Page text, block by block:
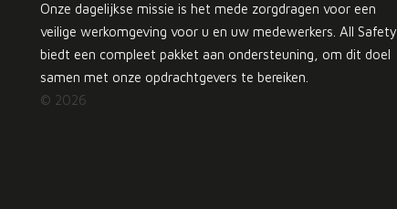
Onze dagelijkse missie is het mede zorgdragen voor een
veilige werkomgeving voor u en uw medewerkers. All Safety
biedt een compleet pakket aan ondersteuning, om dit doel
samen met onze opdrachtgevers te bereiken.
© 2026